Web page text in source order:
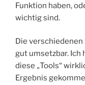
Funktion haben,
wichtig sind.
Die
gut umsetzbar. Ich
diese „Tools“
Ergebnis